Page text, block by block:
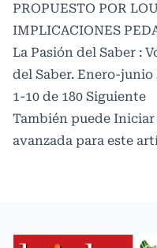
PROPUESTO POR
IMPLICACIONES
La Pasión del Saber :
del Saber. Enero-junio
1-10 de 180 Siguiente
También puede Iniciar
avanzada para este